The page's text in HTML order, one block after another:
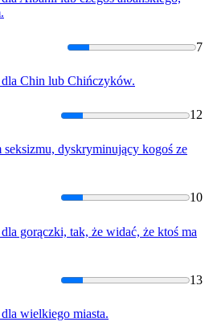
7
Chin lub Chińczyków.
12
seksizmu, dyskryminujący kogoś ze
10
gorączki, tak, że widać, że ktoś ma
13
wielkiego miasta.